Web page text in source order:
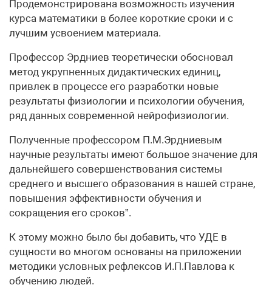
Продемонстрирована возможность изучения
курса математики в более короткие сроки и с
лучшим усвоением материала.
Профессор Эрдниев теоретически обосновал
метод укрупненных дидактических единиц,
привлек в процессе его разработки новые
результаты физиологии и психологии обучения,
ряд данных современной нейрофизиологии.
Полученные профессором П.М.Эрдниевым
научные результаты имеют большое значение для
дальнейшего совершенствования системы
среднего и высшего образования в нашей стране,
повышения эффективности обучения и
сокращения его сроков”.
К этому можно было бы добавить, что УДЕ в
сущности во многом основаны на приложении
методики условных рефлексов И.П.Павлова к
обучению людей.